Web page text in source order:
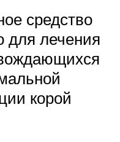
средство
для лечения
корой